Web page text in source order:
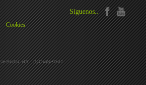
Síguenos..
Cookies